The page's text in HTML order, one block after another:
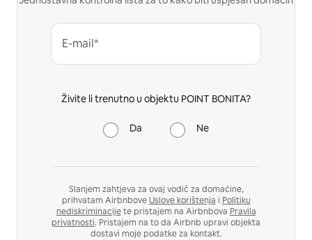
E-mail*
Živite li trenutno u objektu POINT BONITA?
Da Ne
Slanjem zahtjeva za ovaj vodič za domaćine,
prihvatam AirbnboveUslove korištenja i Politiku
nediskriminacijete pristajem na Airbnbova Pravila
privatnosti. Pristajem na to da Airbnb upravi objekta
dostavi moje podatke za kontakt.